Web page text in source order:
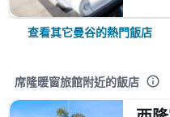
查看其它曼谷的熱門飯店
席隆暖窗旅館附近的飯店